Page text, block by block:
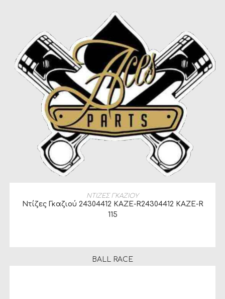
ΔΙΑΒΆΣΤΕ ΠΕΡΙΣΣΌΤΕΡΑ
ΝΤΙΖΕΣ ΓΚΑΖΙΟΥ
Ντίζες Γκαζιού 24304412 KAZE-R24304412 KAZE-R
115
BALL RACE